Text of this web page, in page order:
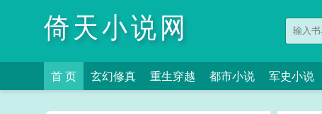
倚天小说网
首 页 玄幻修真 重生穿越 都市小说 军史小说